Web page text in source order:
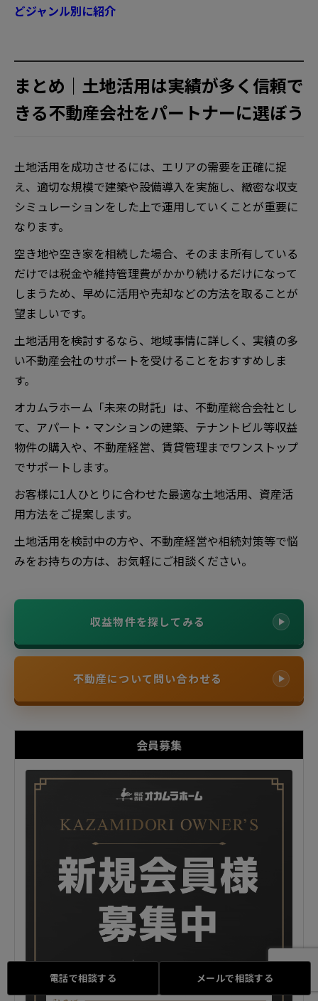
どジャンル別に紹介
まとめ｜土地活用は実績が多く信頼で
きる不動産会社をパートナーに選ぼう
土地活用を成功させるには、エリアの需要を正確に捉
え、適切な規模で建築や設備導入を実施し、緻密な収支
シミュレーションをした上で運用していくことが重要に
なります。
空き地や空き家を相続した場合、そのまま所有している
だけでは税金や維持管理費がかかり続けるだけになって
しまうため、早めに活用や売却などの方法を取ることが
望ましいです。
土地活用を検討するなら、地域事情に詳しく、実績の多
い不動産会社のサポートを受けることをおすすめしま
す。
オカムラホーム「未来の財託」は、不動産総合会社とし
て、アパート・マンションの建築、テナントビル等収益
物件の購入や、不動産経営、賃貸管理までワンストップ
でサポートします。
お客様に1人ひとりに合わせた最適な土地活用、資産活
用方法をご提案します。
土地活用を検討中の方や、不動産経営や相続対策等で悩
みをお持ちの方は、お気軽にご相談ください。
収益物件を探してみる
不動産について問い合わせる
会員募集
電話で相談する メールで相談する